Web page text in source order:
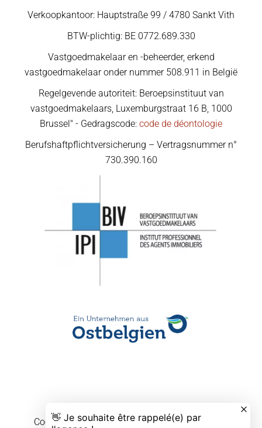
Verkoopkantoor: Hauptstraße 99 / 4780 Sankt Vith
BTW-plichtig: BE 0772.689.330
Vastgoedmakelaar en -beheerder, erkend
vastgoedmakelaar onder nummer 508.911 in België
Regelgevende autoriteit: Beroepsinstituut van
vastgoedmakelaars, Luxemburgstraat 16 B, 1000
Brussel" - Gedragscode: code de déontologie
Berufshaftpflichtversicherung – Vertragsnummer n°
730.390.160
Cookievoorkeuren wijzigen Design byApimo™